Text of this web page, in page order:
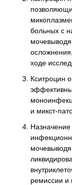
больных с
ходе
Кситроцин
и микст-
ремиссии и